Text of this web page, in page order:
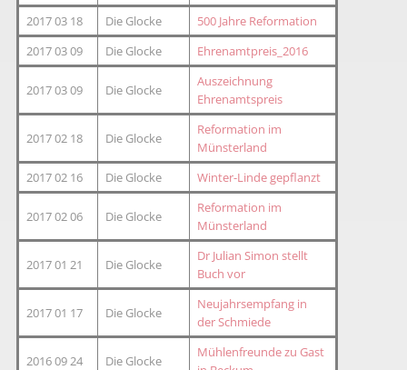
2017 03 18
Die Glocke
500 Jahre Reformation
2017 03 09
Die Glocke Ehrenamtpreis_2016
2017 03 09 Die Glocke
Auszeichnung
Ehrenamtspreis
2017 02 18 Die Glocke
Reformation im
Münsterland
2017 02 16
Die Glocke Winter-Linde gepflanzt
2017 02 06 Die Glocke
Reformation im
Münsterland
2017 01 21 Die Glocke
Dr Julian Simon stellt
Buch vor
2017 01 17 Die Glocke
Neujahrsempfang in
der Schmiede
2016 09 24 Die Glocke
Mühlenfreunde zu Gast